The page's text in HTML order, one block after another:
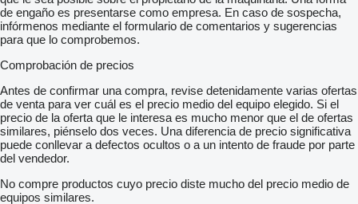
de engaño es presentarse como empresa. En caso de sospecha,
infórmenos mediante el formulario de comentarios y sugerencias
para que lo comprobemos.
Comprobación de precios
Antes de confirmar una compra, revise detenidamente varias ofertas
de venta para ver cuál es el precio medio del equipo elegido. Si el
precio de la oferta que le interesa es mucho menor que el de ofertas
similares, piénselo dos veces. Una diferencia de precio significativa
puede conllevar a defectos ocultos o a un intento de fraude por parte
del vendedor.
No compre productos cuyo precio diste mucho del precio medio de
equipos similares.